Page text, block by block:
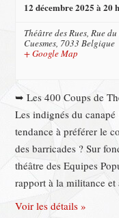
12 décembre 2025 à 20
Théâtre des Rues, Rue
Cuesmes, 7033 Belgique
+ Google Map
➥ Les 400 Coups de
Les indignés du
tendance à préférer le
des barricades ? Sur
théâtre des Equipes
rapport à la militance
Voir les détails »